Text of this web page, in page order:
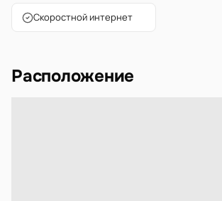
Скоростной интернет
Расположение